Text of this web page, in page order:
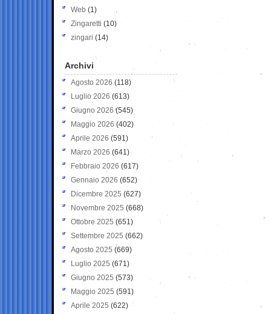
Web (1)
Zingaretti (10)
zingari (14)
Archivi
Agosto 2026 (118)
Luglio 2026 (613)
Giugno 2026 (545)
Maggio 2026 (402)
Aprile 2026 (591)
Marzo 2026 (641)
Febbraio 2026 (617)
Gennaio 2026 (652)
Dicembre 2025 (627)
Novembre 2025 (668)
Ottobre 2025 (651)
Settembre 2025 (662)
Agosto 2025 (669)
Luglio 2025 (671)
Giugno 2025 (573)
Maggio 2025 (591)
Aprile 2025 (622)